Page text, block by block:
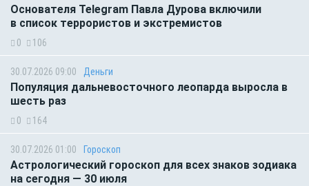
Основателя Telegram Павла Дурова включили
в список террористов и экстремистов
0 106
30.07.2026 09:00 Деньги
Популяция дальневосточного леопарда выросла в
шесть раз
0 164
30.07.2026 01:00 Гороскоп
Астрологический гороскоп для всех знаков зодиака
на сегодня — 30 июля